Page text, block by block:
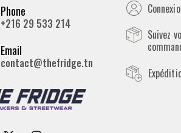
Phone
+216 29 533 214
Email
contact@thefridge.tn
Suivez